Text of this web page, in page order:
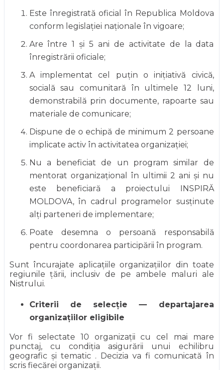
Este înregistrată oficial în Republica Moldova
conform legislației naționale în vigoare;
Are între 1 și 5 ani de activitate de la data
înregistrării oficiale;
A implementat cel puțin o inițiativă civică,
socială sau comunitară în ultimele 12 luni,
demonstrabilă prin documente, rapoarte sau
materiale de comunicare;
Dispune de o echipă de minimum 2 persoane
implicate activ în activitatea organizației;
Nu a beneficiat de un program similar de
mentorat organizațional în ultimii 2 ani și nu
este beneficiară a proiectului INSPIRĂ
MOLDOVA, în cadrul programelor susținute
alți parteneri de implementare;
Poate desemna o persoană responsabilă
pentru coordonarea participării în program.
Sunt încurajate aplicațiile organizațiilor din toate
regiunile țării, inclusiv de pe ambele maluri ale
Nistrului.
Criterii de selecție — departajarea
organizațiilor eligibile
Vor fi selectate 10 organizații cu cel mai mare
punctaj, cu condiția asigurării unui echilibru
geografic și tematic . Decizia va fi comunicată în
scris fiecărei organizații.